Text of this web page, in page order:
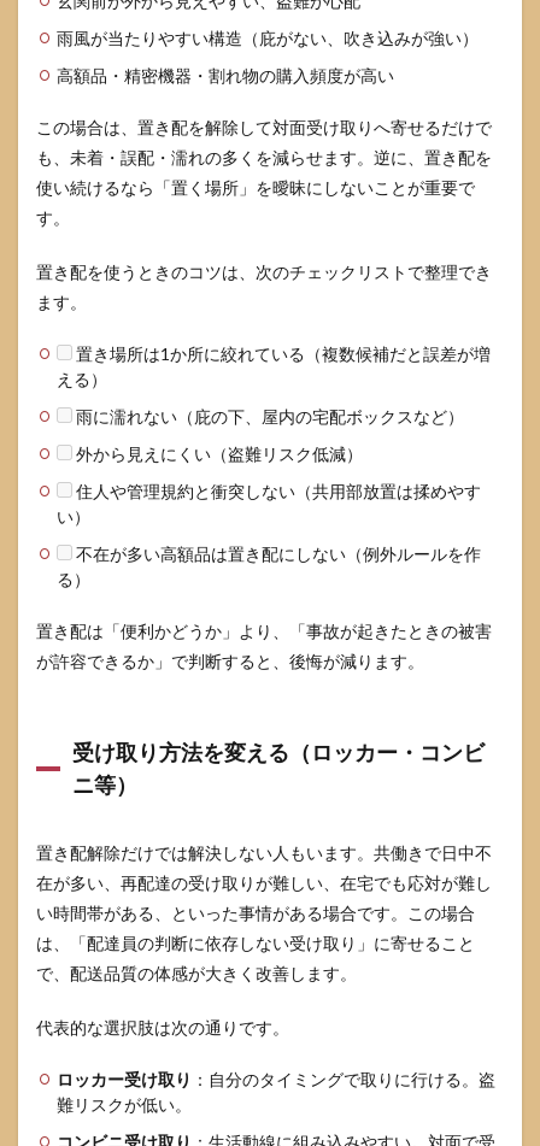
雨風が当たりやすい構造（庇がない、吹き込みが強い）
高額品・精密機器・割れ物の購入頻度が高い
この場合は、置き配を解除して対面受け取りへ寄せるだけで
も、未着・誤配・濡れの多くを減らせます。逆に、置き配を
使い続けるなら「置く場所」を曖昧にしないことが重要で
す。
置き配を使うときのコツは、次のチェックリストで整理でき
ます。
置き場所は1か所に絞れている（複数候補だと誤差が増
える）
雨に濡れない（庇の下、屋内の宅配ボックスなど）
外から見えにくい（盗難リスク低減）
住人や管理規約と衝突しない（共用部放置は揉めやす
い）
不在が多い高額品は置き配にしない（例外ルールを作
る）
置き配は「便利かどうか」より、「事故が起きたときの被害
が許容できるか」で判断すると、後悔が減ります。
受け取り方法を変える（ロッカー・コンビ
ニ等）
置き配解除だけでは解決しない人もいます。共働きで日中不
在が多い、再配達の受け取りが難しい、在宅でも応対が難し
い時間帯がある、といった事情がある場合です。この場合
は、「配達員の判断に依存しない受け取り」に寄せること
で、配送品質の体感が大きく改善します。
代表的な選択肢は次の通りです。
ロッカー受け取り ：自分のタイミングで取りに行ける。盗
難リスクが低い。
コンビニ受け取り ：生活動線に組み込みやすい。対面で受